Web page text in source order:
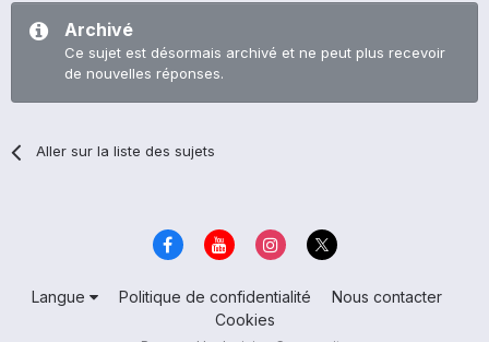
Archivé
Ce sujet est désormais archivé et ne peut plus recevoir
de nouvelles réponses.
Aller sur la liste des sujets
Langue Politique de confidentialité
Nous contacter
Cookies